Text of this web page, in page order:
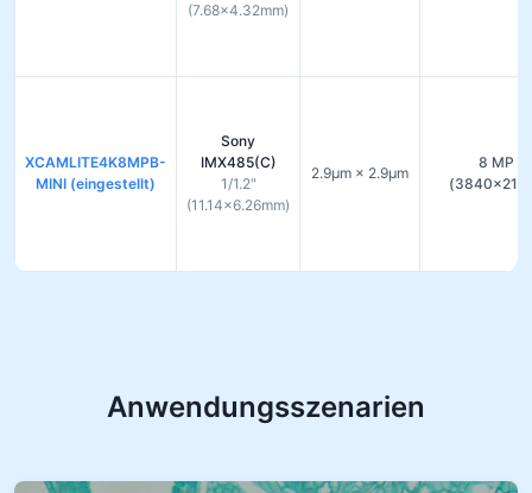
(7.68×4.32mm)
XCAMLITE4K8MPB-
MINI (eingestellt)
Sony
IMX485(C)
1/1.2"
(11.14×6.26mm)
2.9µm × 2.9µm
8 MP
Anwendungsszenarien